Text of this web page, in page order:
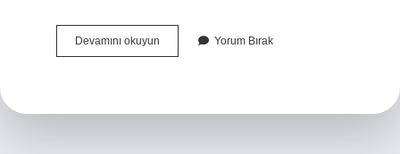
Devamını okuyun
Neden
Yorum Bırak